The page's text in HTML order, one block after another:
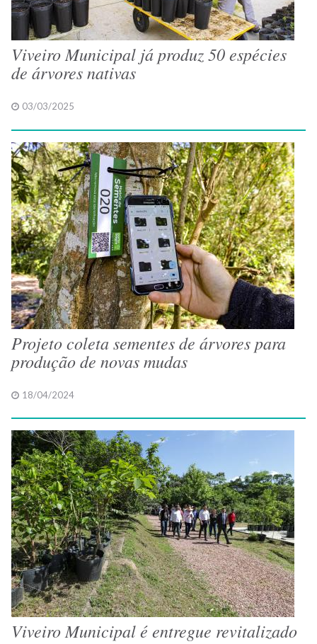
Viveiro Municipal já produz 50 espécies
de árvores nativas
03/03/2025
Projeto coleta sementes de árvores para
produção de novas mudas
18/04/2024
Viveiro Municipal é entregue revitalizado